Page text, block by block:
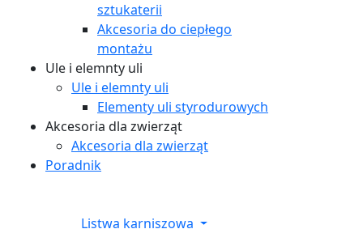
sztukaterii
Akcesoria do ciepłego
montażu
Ule i elemnty uli
Ule i elemnty uli
Elementy uli styrodurowych
Akcesoria dla zwierząt
Akcesoria dla zwierząt
Poradnik
Listwa karniszowa